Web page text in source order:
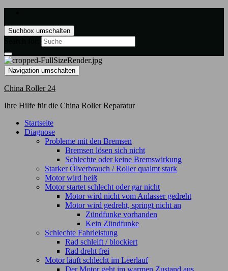
Suchbox umschalten
Navigation umschalten
China Roller 24
Ihre Hilfe für die China Roller Reparatur
Startseite
Diagnose
Probleme mit den Bremsen
Bremsen lösen sich nicht
Schlechte oder keine Bremswirkung
Starker Ölverbrauch / Roller qualmt stark
Motor wird heiß
Motor startet schlecht oder gar nicht
Motor wird nicht vom Anlasser gedreht
Motor wird gedreht, springt nicht an
Zündfunke vorhanden
Kein Zündfunke
Schlechte Fahrleistung
Rad schleift / blockiert
Rad dreht frei
Motor läuft schlecht im Leerlauf
Der Motor geht im warmen Zustand aus